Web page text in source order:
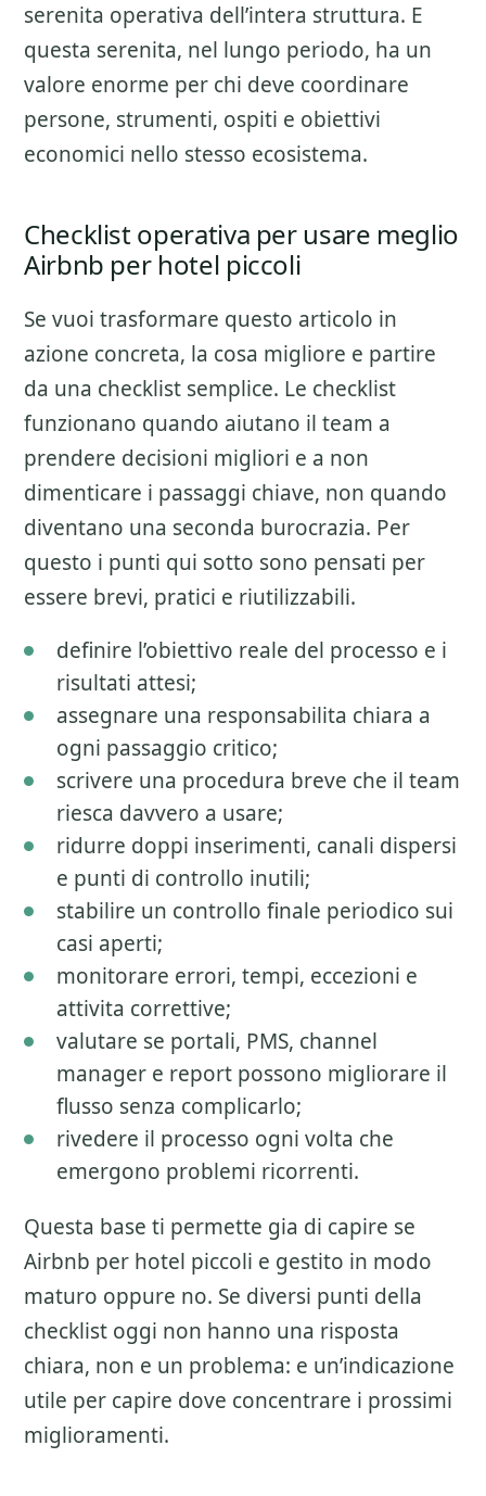
serenita operativa dell’intera struttura. E
questa serenita, nel lungo periodo, ha un
valore enorme per chi deve coordinare
persone, strumenti, ospiti e obiettivi
economici nello stesso ecosistema.
Checklist operativa per usare meglio
Airbnb per hotel piccoli
Se vuoi trasformare questo articolo in
azione concreta, la cosa migliore e partire
da una checklist semplice. Le checklist
funzionano quando aiutano il team a
prendere decisioni migliori e a non
dimenticare i passaggi chiave, non quando
diventano una seconda burocrazia. Per
questo i punti qui sotto sono pensati per
essere brevi, pratici e riutilizzabili.
definire l’obiettivo reale del processo e i
risultati attesi;
assegnare una responsabilita chiara a
ogni passaggio critico;
scrivere una procedura breve che il team
riesca davvero a usare;
ridurre doppi inserimenti, canali dispersi
e punti di controllo inutili;
stabilire un controllo finale periodico sui
casi aperti;
monitorare errori, tempi, eccezioni e
attivita correttive;
valutare se portali, PMS, channel
manager e report possono migliorare il
flusso senza complicarlo;
rivedere il processo ogni volta che
emergono problemi ricorrenti.
Questa base ti permette gia di capire se
Airbnb per hotel piccoli e gestito in modo
maturo oppure no. Se diversi punti della
checklist oggi non hanno una risposta
chiara, non e un problema: e un’indicazione
utile per capire dove concentrare i prossimi
miglioramenti.